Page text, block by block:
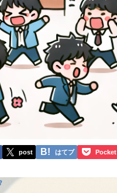
post はてブ Pocket